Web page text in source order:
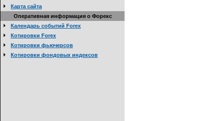
Карта сайта
Оперативная информация о Форекс
Календарь событий Forex
Котировки Forex
Котировки фьючерсов
Котировки фондовых индексов